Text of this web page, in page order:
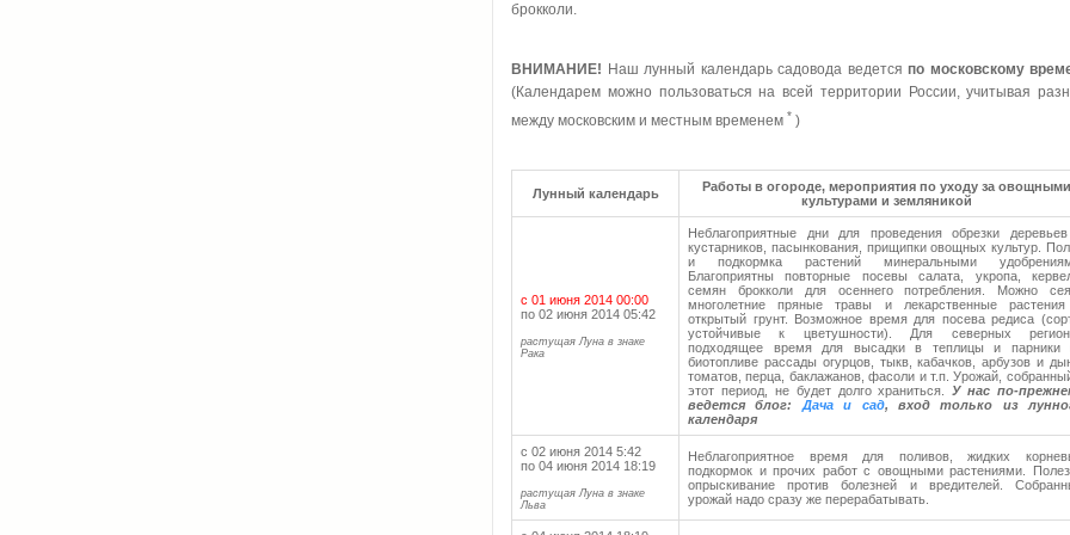
брокколи.
ВНИМАНИЕ! Наш лунный календарь садовода ведется по московскому
(Календарем можно пользоваться на всей территории России, учитывая
между московским и местным временем * )
Лунный календарь
Работы в огороде, мероприятия по уходу за овощными
культурами и земляникой
с 01 июня 2014 00:00
по 02 июня 2014 05:42
растущая Луна в знаке
Рака
Неблагоприятные дни для проведения обрезки
кустарников, пасынкования, прищипки овощных культур.
и подкормка растений минеральными
Благоприятны повторные посевы салата, укропа,
семян брокколи для осеннего потребления. Можно
многолетние пряные травы и лекарственные
открытый грунт. Возможное время для посева редиса
устойчивые к цветушности). Для северных
подходящее время для высадки в теплицы и парники
биотопливе рассады огурцов, тыкв, кабачков, арбузов и
томатов, перца, баклажанов, фасоли и т.п. Урожай,
этот период, не будет долго храниться. У нас по-
ведется блог: Дача и сад, вход только из
календаря
с 02 июня 2014 5:42
по 04 июня 2014 18:19
растущая Луна в знаке
Льва
Неблагоприятное время для поливов, жидких
подкормок и прочих работ с овощными растениями.
опрыскивание против болезней и вредителей.
урожай надо сразу же перерабатывать.